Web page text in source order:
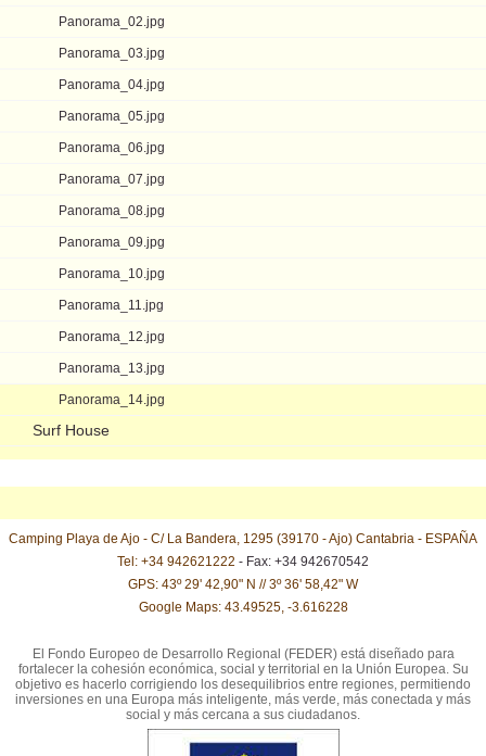
Panorama_02.jpg
Panorama_03.jpg
Panorama_04.jpg
Panorama_05.jpg
Panorama_06.jpg
Panorama_07.jpg
Panorama_08.jpg
Panorama_09.jpg
Panorama_10.jpg
Panorama_11.jpg
Panorama_12.jpg
Panorama_13.jpg
Panorama_14.jpg
Surf House
Camping Playa de Ajo - C/ La Bandera, 1295 (39170 - Ajo) Cantabria - ESPAÑA
Tel: +34 942621222 - Fax: +34 942670542
GPS: 43º 29' 42,90" N // 3º 36' 58,42" W
Google Maps: 43.49525, -3.616228
El Fondo Europeo de Desarrollo Regional (FEDER) está diseñado para
fortalecer la cohesión económica, social y territorial en la Unión Europea. Su
objetivo es hacerlo corrigiendo los desequilibrios entre regiones, permitiendo
inversiones en una Europa más inteligente, más verde, más conectada y más
social y más cercana a sus ciudadanos.